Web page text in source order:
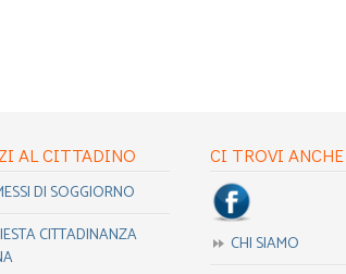
AL CITTADINO
DI SOGGIORNO
CITTADINANZA
CI TROVI
CHI SIAMO